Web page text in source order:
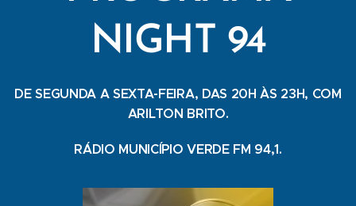
NIGHT 94
DE SEGUNDA A SEXTA-FEIRA, DAS 20H ÀS 23H, COM
ARILTON BRITO.
RÁDIO MUNICÍPIO VERDE FM 94,1.